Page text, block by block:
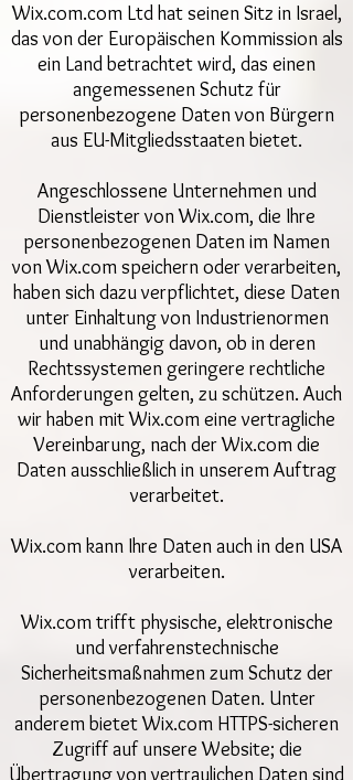
Wix.com.com Ltd hat seinen Sitz in Israel,
das von der Europäischen Kommission als
ein Land betrachtet wird, das einen
angemessenen Schutz für
personenbezogene Daten von Bürgern
aus EU-Mitgliedsstaaten bietet.
Angeschlossene Unternehmen und
Dienstleister von Wix.com, die Ihre
personenbezogenen Daten im Namen
von Wix.com speichern oder verarbeiten,
haben sich dazu verpflichtet, diese Daten
unter Einhaltung von Industrienormen
und unabhängig davon, ob in deren
Rechtssystemen geringere rechtliche
Anforderungen gelten, zu schützen. Auch
wir haben mit Wix.com eine vertragliche
Vereinbarung, nach der Wix.com die
Daten ausschließlich in unserem Auftrag
verarbeitet.
Wix.com kann Ihre Daten auch in den USA
verarbeiten.
Wix.com trifft physische, elektronische
und verfahrenstechnische
Sicherheitsmaßnahmen zum Schutz der
personenbezogenen Daten. Unter
anderem bietet Wix.com HTTPS-sicheren
Zugriff auf unsere Website; die
Übertragung von vertraulichen Daten sind